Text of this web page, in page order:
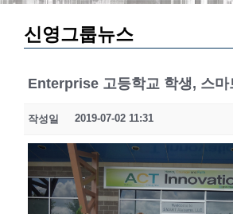
신영그룹뉴스
Enterprise 고등학교 학생, 스마
작성일 2019-07-02 11:31